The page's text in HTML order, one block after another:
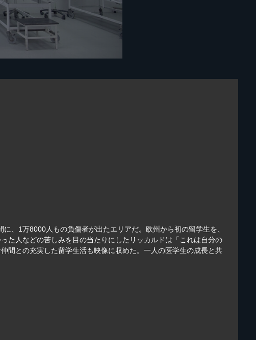
、1万8000人もの負傷者が出たエリアだ。欧州から初の留学生を、
た人などの苦しみを目の当たりにしたリッカルドは「これは自分の
間との充実した留学生活も映像に収めた。一人の医学生の成長と共